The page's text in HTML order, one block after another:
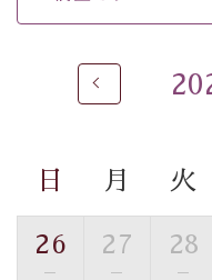
いう昔の暦による料理
・朝食はこだわりの
【温泉】
の効果が高い、極めて
るご入浴をお愉しみく
温泉の成分に合わせ
日 月 火
26
—
27
—
28
—